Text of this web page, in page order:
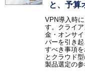
アウトソーシング
金融サービス
と、予算
VPN導入時
す。クライ
金・オンサ
バーを引き
すべき事項
とクラウド
製品選定の参